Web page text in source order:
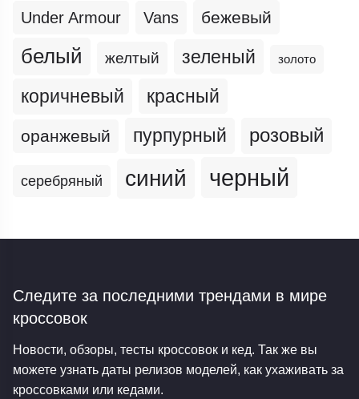
Under Armour Vans бежевый
белый желтый зеленый золото
коричневый красный
оранжевый пурпурный розовый
серебряный синий черный
Следите за последними трендами в мире
кроссовок
Новости, обзоры, тесты кроссовок и кед. Так же вы
можете узнать даты релизов моделей, как ухаживать за
кроссовками или кедами.